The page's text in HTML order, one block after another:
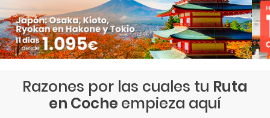
Razones por las cuales tu Ruta
en Coche empieza aquí